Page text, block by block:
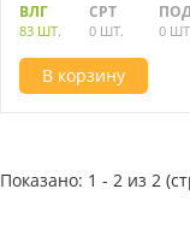
ВЛГ
83 ШТ.
СРТ
0 ШТ. 0
В корзину
Показано: 1 - 2 из 2